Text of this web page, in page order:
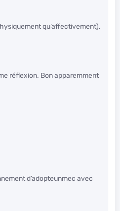
qu’affectivement).
réflexion. Bon apparemment
d’adopteunmec avec